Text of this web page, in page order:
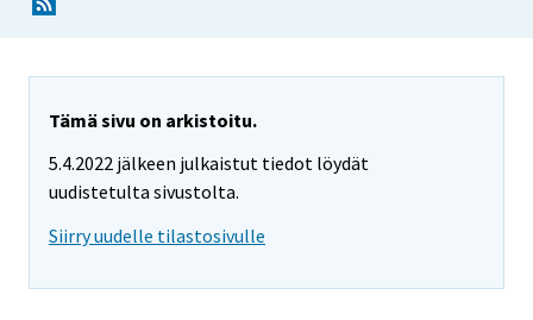
Tämä sivu on arkistoitu.
5.4.2022 jälkeen julkaistut tiedot löydät
uudistetulta sivustolta.
Siirry uudelle tilastosivulle